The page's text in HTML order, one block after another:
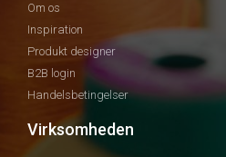
Om os
Inspiration
Produkt designer
B2B login
Handelsbetingelser
Virksomheden